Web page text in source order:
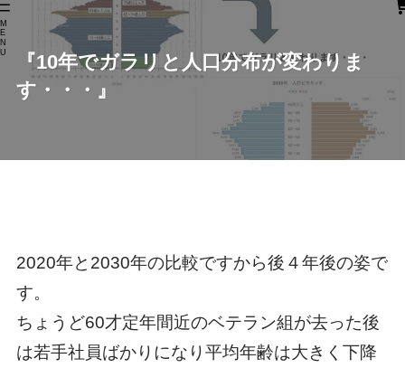
M
E
N
U
『10年でガラリと人口分布が変わりま
す・・・』
2020年と2030年の比較ですから後４年後の姿で
す。
ちょうど60才定年間近のベテラン組が去った後
は若手社員ばかりになり平均年齢は大きく下降